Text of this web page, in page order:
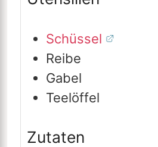
Schüssel
Reibe
Gabel
Teelöffel
Zutaten